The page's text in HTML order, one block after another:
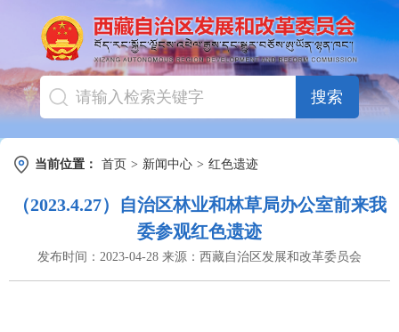
搜索
当前位置： 首页 > 新闻中心 > 红色遗迹
（2023.4.27）自治区林业和林草局办公室前来我
委参观红色遗迹
发布时间： 2023-04-28 来源： 西藏自治区发展和改革委员会